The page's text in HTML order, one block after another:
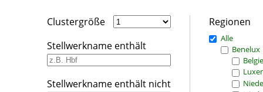
Clustergröße
Stellwerkname enthält
Stellwerkname enthält nicht
Regionen
Alle
Benelux